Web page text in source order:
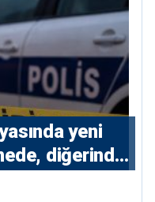
yeni
diğerinde